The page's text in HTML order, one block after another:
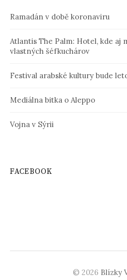
Ramadán v době koronaviru
Atlantis The Palm: Hotel, kde aj
vlastných šéfkuchárov
Festival arabské kultury bude
Mediálna bitka o Aleppo
Vojna v Sýrii
FACEBOOK
© 2026 Blízky